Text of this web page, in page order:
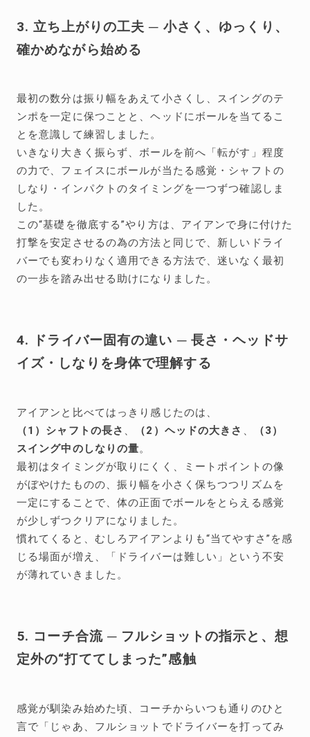
3. 立ち上がりの工夫 ─ 小さく、ゆっくり、
確かめながら始める
最初の数分は振り幅をあえて小さくし、スイングのテ
ンポを一定に保つことと、ヘッドにボールを当てるこ
とを意識して練習しました。
いきなり大きく振らず、ボールを前へ「転がす」程度
の力で、フェイスにボールが当たる感覚・シャフトの
しなり・インパクトのタイミングを一つずつ確認しま
した。
この“基礎を徹底する”やり方は、アイアンで身に付けた
打撃を安定させるの為の方法と同じで、新しいドライ
バーでも変わりなく適用できる方法で、迷いなく最初
の一歩を踏み出せる助けになりました。
4. ドライバー固有の違い ─ 長さ・ヘッドサ
イズ・しなりを身体で理解する
アイアンと比べてはっきり感じたのは、
（1）シャフトの長さ 、 （2）ヘッドの大きさ 、
（3）
スイング中のしなりの量。
最初はタイミングが取りにくく、ミートポイントの像
がぼやけたものの、振り幅を小さく保ちつつリズムを
一定にすることで、体の正面でボールをとらえる感覚
が少しずつクリアになりました。
慣れてくると、むしろアイアンよりも“当てやすさ”を感
じる場面が増え、「ドライバーは難しい」という不安
が薄れていきました。
5. コーチ合流 ─ フルショットの指示と、想
定外の“打ててしまった”感触
感覚が馴染み始めた頃、コーチからいつも通りのひと
言で「じゃあ、フルショットでドライバーを打ってみ